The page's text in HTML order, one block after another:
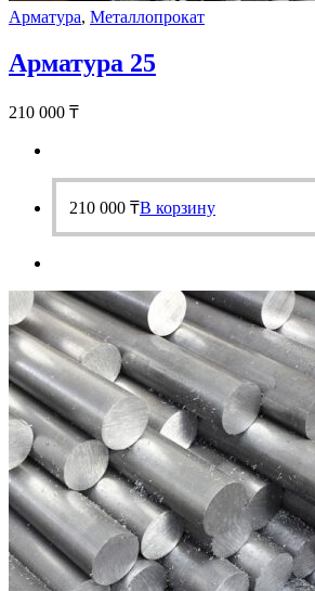
Арматура, Металлопрокат
Арматура 25
210 000 ₸
210 000 ₸В корзину